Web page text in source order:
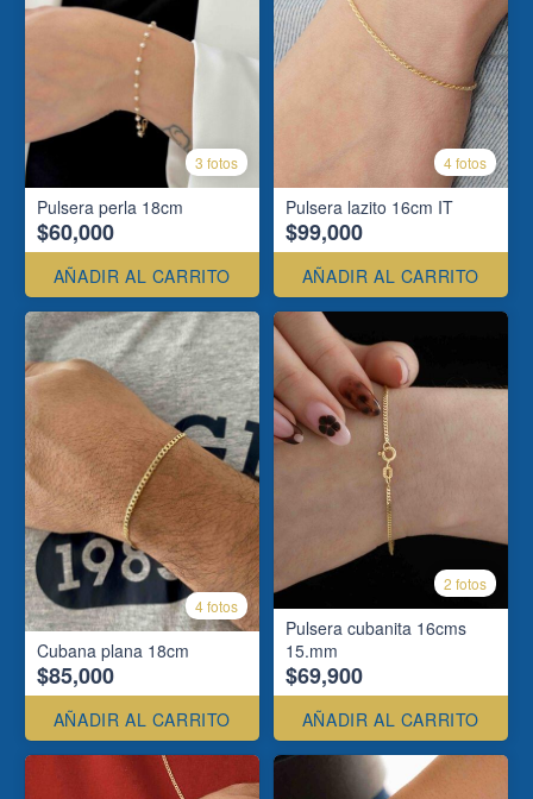
3 fotos
Pulsera perla 18cm
$60,000
AÑADIR AL CARRITO
4 fotos
Pulsera lazito 16cm IT
$99,000
AÑADIR AL CARRITO
4 fotos
Cubana plana 18cm
$85,000
AÑADIR AL CARRITO
2 fotos
Pulsera cubanita 16cms
15.mm
$69,900
AÑADIR AL CARRITO